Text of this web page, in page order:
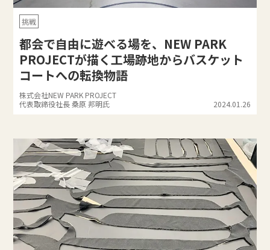
挑戦
都会で自由に遊べる場を、NEW PARK
PROJECTが描く工場跡地からバスケット
コートへの転換物語
株式会社NEW PARK PROJECT
代表取締役社長 桑原 邦明氏
2024.01.26